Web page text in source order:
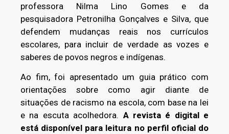
professora Nilma Lino Gomes e da
pesquisadora Petronilha Gonçalves e Silva, que
defendem mudanças reais nos currículos
escolares, para incluir de verdade as vozes e
saberes de povos negros e indígenas.
Ao fim, foi apresentado um guia prático com
orientações sobre como agir diante de
situações de racismo na escola, com base na lei
e na escuta acolhedora. A revista é digital e
está disponível para leitura no perfil oficial do